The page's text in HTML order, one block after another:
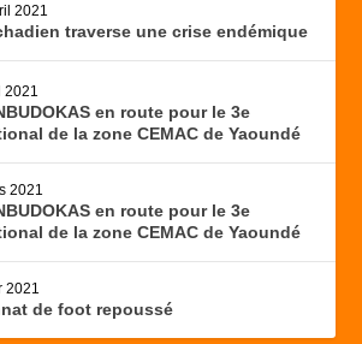
2021
traverse une crise endémique
2021
en route pour le 3e
de la zone CEMAC de Yaoundé
2021
en route pour le 3e
de la zone CEMAC de Yaoundé
2021
de foot repoussé